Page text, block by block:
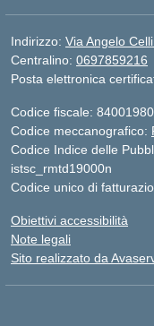
Indirizzo: Via Angelo
Centralino: 0697859216
Posta elettronica
Codice fiscale:
Codice meccanografico:
Codice Indice delle
istsc_rmtd19000n
Codice unico di
Obiettivi accessibilità
Note legali
Sito realizzato da